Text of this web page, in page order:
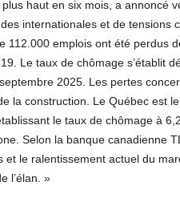
haut en six mois, a annoncé
internationales et de tensions
112.000 emplois ont été perdus
Le taux de chômage s’établit
2025. Les pertes
la construction. Le Québec est
le taux de chômage à
Selon la banque canadienne
et le ralentissement actuel du
l’élan. »